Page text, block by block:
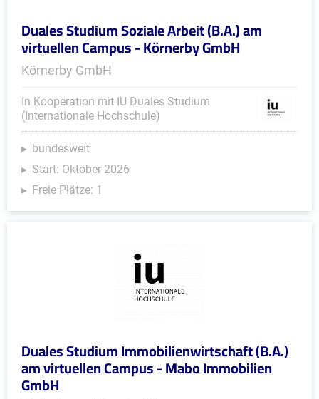
Duales Studium Soziale Arbeit (B.A.) am
virtuellen Campus - Körnerby GmbH
Körnerby GmbH
In Kooperation mit IU Duales Studium
(Internationale Hochschule)
bundesweit
Start: Oktober 2026
Freie Plätze: 1
Duales Studium Immobilienwirtschaft (B.A.)
am virtuellen Campus - Mabo Immobilien
GmbH